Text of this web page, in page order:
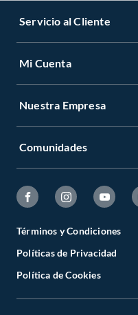
Servicio al Cliente
Mi Cuenta
Nuestra Empresa
Comunidades
Términos y Condiciones
Políticas de Privacidad
Política de Cookies